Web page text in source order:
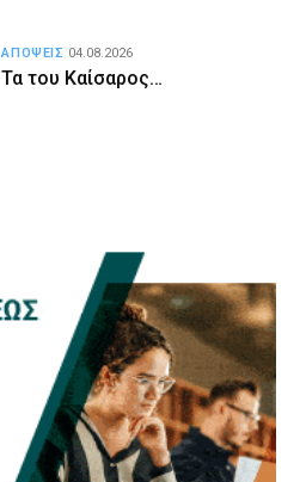
Τα του Καίσαρος…
ΑΠΟΨΕΙΣ 04.08.2026